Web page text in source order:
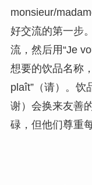
monsieur/
好交流的第一步
流，然后用“Je
想要的饮品名称
plaît”（请）。饮
谢）会换来友善
碌，但他们尊重